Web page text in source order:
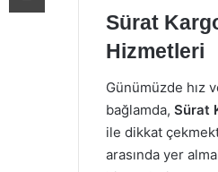
Sürat
Hizmetleri
Günümüzde hız
bağlamda, Sürat
ile dikkat
arasında yer